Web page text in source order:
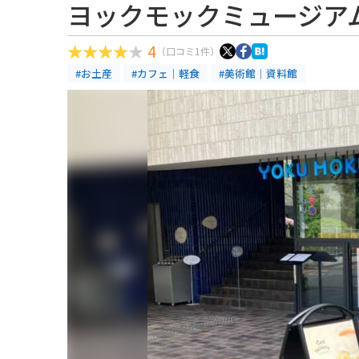
ヨックモックミュージア
4 （口コミ1件）
#お土産 #カフェ｜軽食 #美術館｜資料館